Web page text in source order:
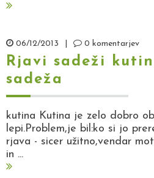
06/12/2013 0 komentarjev
Rjavi sadeži
sadeža
kutina Kutina je zelo dobro
lepi.Problem,je bil:ko si jo
rjava - sicer užitno,vendar
in ...